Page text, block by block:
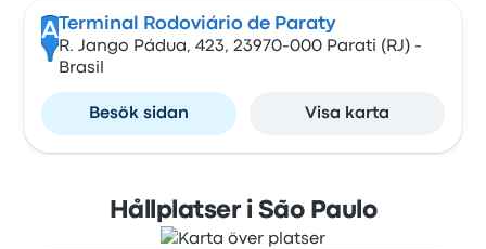
A Terminal Rodoviário de Paraty
R. Jango Pádua, 423, 23970-000 Parati (RJ) -
Brasil
Besök sidan Visa karta
Hållplatser i São Paulo